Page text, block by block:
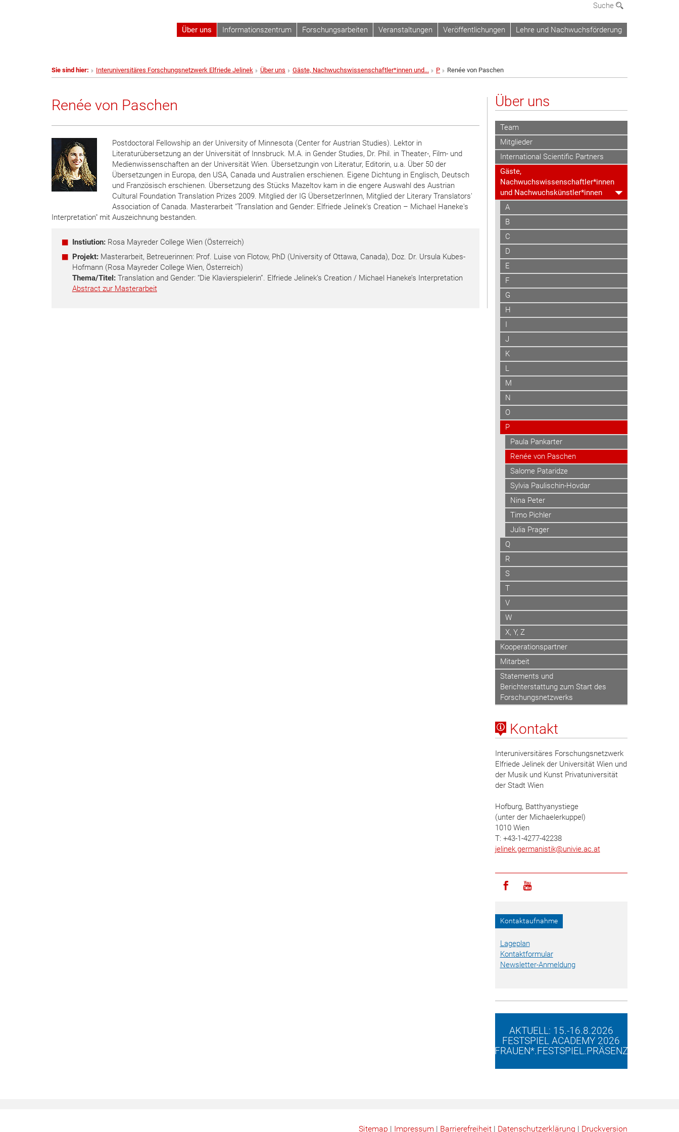
Suche
Über uns Informationszentrum Forschungsarbeiten Veranstaltungen Veröffentlichungen Lehre und Nachwuchsförderung
Sie sind hier: Interuniversitäres Forschungsnetzwerk Elfriede Jelinek Über uns Gäste, Nachwuchswissenschaftler*innen und... P Renée von Paschen
Renée von Paschen
Postdoctoral Fellowship an der University of Minnesota (Center for Austrian Studies). Lektor in
Literaturübersetzung an der Universität of Innsbruck. M.A. in Gender Studies, Dr. Phil. in Theater-, Film- und
Medienwissenschaften an der Universität Wien. Übersetzungin von Literatur, Editorin, u.a. Über 50 der
Übersetzungen in Europa, den USA, Canada und Australien erschienen. Eigene Dichtung in Englisch, Deutsch
und Französisch erschienen. Übersetzung des Stücks Mazeltov kam in die engere Auswahl des Austrian
Cultural Foundation Translation Prizes 2009. Mitglied der IG ÜbersetzerInnen, Mitglied der Literary Translators'
Association of Canada. Masterarbeit "Translation and Gender: Elfriede Jelinek's Creation – Michael Haneke's
Interpretation" mit Auszeichnung bestanden.
Instiution:Rosa Mayreder College Wien (Österreich)
Projekt:Masterarbeit, Betreuerinnen: Prof. Luise von Flotow, PhD (University of Ottawa, Canada), Doz. Dr. Ursula Kubes-
Hofmann (Rosa Mayreder College Wien, Österreich)
Thema/Titel: Translation and Gender: “Die Klavierspielerin”. Elfriede Jelinek’s Creation / Michael Haneke’s Interpretation
Abstract zur Masterarbeit
Über uns
Team
Mitglieder
International Scientific Partners
Gäste,
Nachwuchswissenschaftler*innen
und Nachwuchskünstler*innen
A
B
C
D
E
F
G
H
I
J
K
L
M
N
O
P
Paula Pankarter
Renée von Paschen
Salome Pataridze
Sylvia Paulischin-Hovdar
Nina Peter
Timo Pichler
Julia Prager
Q
R
S
T
V
W
X, Y, Z
Kooperationspartner
Mitarbeit
Statements und
Berichterstattung zum Start des
Forschungsnetzwerks
Kontakt
Interuniversitäres Forschungsnetzwerk
Elfriede Jelinek der Universität Wien und
der Musik und Kunst Privatuniversität
der Stadt Wien
Hofburg, Batthyanystiege
(unter der Michaelerkuppel)
1010 Wien
T: +43-1-4277-42238
jelinek.germanistik@univie.ac.at
Icon facebook
Icon youtube
Kontaktaufnahme
Lageplan
Kontaktformular
Newsletter-Anmeldung
AKTUELL: 15.-16.8.2026
FESTSPIEL ACADEMY 2026
FRAUEN*.FESTSPIEL.PRÄSENZ
Sitemap | Impressum | Barrierefreiheit | Datenschutz­erklärung | Druckversion